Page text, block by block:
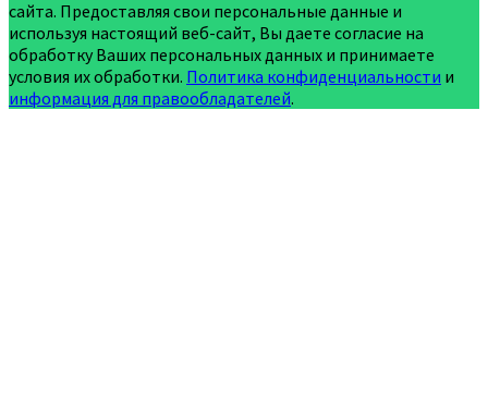
сайта. Предоставляя свои персональные данные и
используя настоящий веб-сайт, Вы даете согласие на
обработку Ваших персональных данных и принимаете
условия их обработки. Политика конфиденциальности и
информация для правообладателей.